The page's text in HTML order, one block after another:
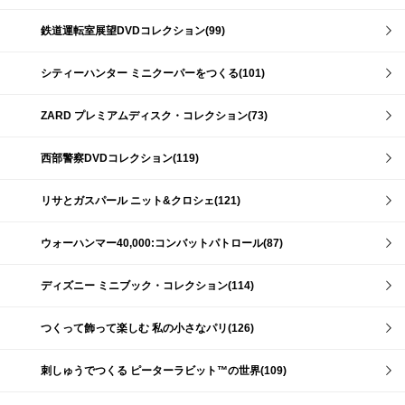
鉄道運転室展望DVDコレクション(99)
シティーハンター ミニクーパーをつくる(101)
ZARD プレミアムディスク・コレクション(73)
西部警察DVDコレクション(119)
リサとガスパール ニット&クロシェ(121)
ウォーハンマー40,000:コンバットパトロール(87)
ディズニー ミニブック・コレクション(114)
つくって飾って楽しむ 私の小さなパリ(126)
刺しゅうでつくる ピーターラビット™の世界(109)